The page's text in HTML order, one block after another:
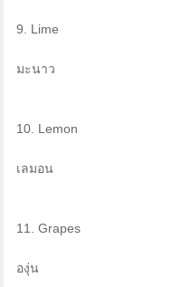
9. Lime
มะนาว
10. Lemon
เลมอน
11. Grapes
องุ่น